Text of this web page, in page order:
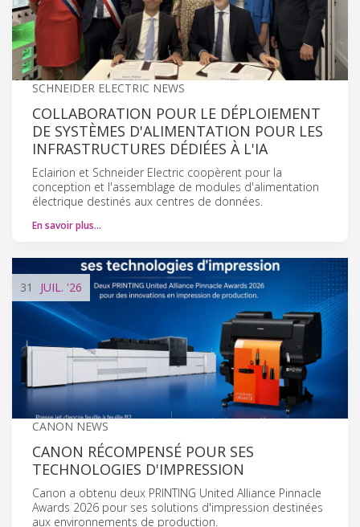
SCHNEIDER ELECTRIC NEWS
COLLABORATION POUR LE DÉPLOIEMENT
DE SYSTÈMES D'ALIMENTATION POUR LES
INFRASTRUCTURES DÉDIÉES À L'IA
Eclairion et Schneider Electric coopèrent pour la
conception et l'assemblage de modules d'alimentation
électrique destinés aux centres de données.
En savoir plus…
31 JUIL. '26
CANON NEWS
CANON RÉCOMPENSÉ POUR SES
TECHNOLOGIES D'IMPRESSION
Canon a obtenu deux PRINTING United Alliance Pinnacle
Awards 2026 pour ses solutions d'impression destinées
aux environnements de production.